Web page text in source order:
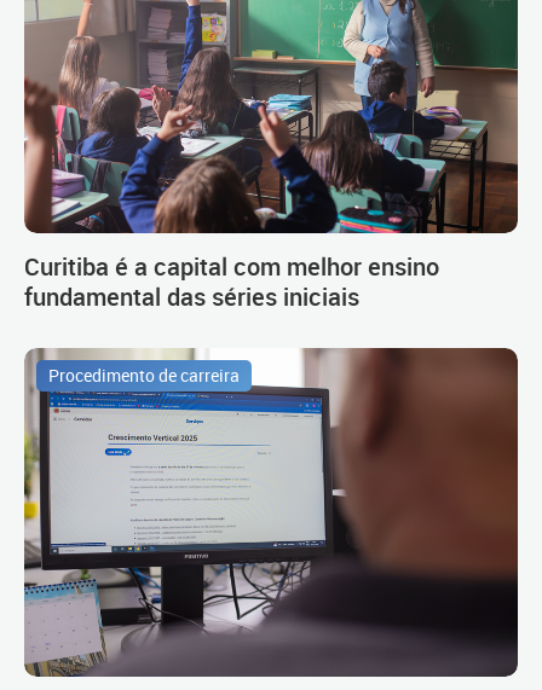
Curitiba é a capital com melhor ensino
fundamental das séries iniciais
Procedimento de carreira